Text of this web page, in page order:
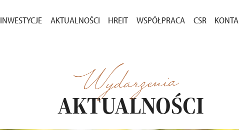
INWESTYCJE
AKTUALNOŚCI
HREIT
WSPÓŁPRACA
CSR
Wydarzenia
AKTUALNOŚCI